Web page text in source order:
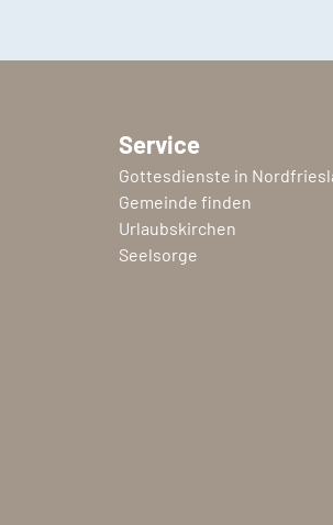
Service
Gottesdienste in
Gemeinde finden
Urlaubskirchen
Seelsorge